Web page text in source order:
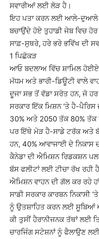
ਸਵਾਰੀਆਂ ਲਈ ਲੋੜ ਹੈ।
ਇਹ ਪਤਾ ਕਰਨ ਲਈ ਆਲੇ-ਦੁਆਲੇ
ਬਚਾਉਂਦੇ ਹੋਏ ਤੁਹਾਡੀ ਜੇਬ ਵਿਚ
ਸਾਫ਼-ਸੁਥਰੇ, ਹਰੇ ਭਰੇ ਭਵਿੱਖ ਦੀ
1 ਪਿਛੋਕੜ
ਆਓ ਬਦਲਾਅ ਵਿੱਚ ਸ਼ਾਮਿਲ
ਮੱਧਮ ਅਤੇ ਭਾਰੀ-ਡਿਊਟੀ ਵਾਲੇ
ਦੂਜਾ ਸਭ ਤੋਂ ਵੱਡਾ ਸਰੋਤ ਹਨ, ਜੋ
ਸਰਕਾਰ ਇੱਕ ਮਿਸ਼ਨ ‘ਤੇ ਹੈ-
30% ਅਤੇ 2050 ਤੱਕ 80% ਤੱਕ
ਪਰ ਇੱਥੇ ਮੋੜ ਹੈ-ਸਾਡੇ ਟਰੱਕ ਅਤੇ
ਹਨ, 40% ਆਵਾਜਾਈ ਦੇ ਨਿਕਾਸ
ਕੈਨੇਡਾ ਦੀ ਐਮਿਸ਼ਨ ਰਿਡਕਸ਼ਨ
ਬੱਸ ਫਲੀਟਾਂ ਲਈ ਟੀਚਾ ਰੱਖ ਰਹੀ
ਐਮਿਸ਼ਨ ਵਾਹਨ ਦੀ ਗੱਲ ਕਰ ਰਹੇ
ਸਾਡੀ ਸਰਕਾਰ ਕਾਰਬਨ ਨਿਕਾਸੀ
ਨੂੰ ਉਤਸ਼ਾਹਿਤ ਕਰਨ ਲਈ ਸੂਬਿਆਂ
ਕੀ ਤੁਸੀਂ ਹੈਰਾਨੀਜਨਕ ਤੱਥਾਂ ਲਈ
ਚਾਰਜਿੰਗ ਸਟੇਸ਼ਨਾਂ ਨੂੰ ਫੈਲਾਉਣ ਲਈ